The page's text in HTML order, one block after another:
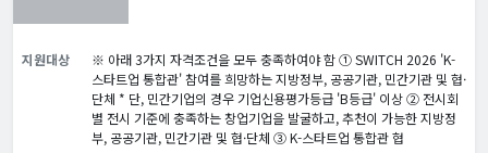
지원대상
※ 아래 3가지 자격조건을 모두 충족하여야 함 ① SWITCH 2026 'K-
스타트업 통합관' 참여를 희망하는 지방정부, 공공기관, 민간기관 및 협·
단체 * 단, 민간기업의 경우 기업신용평가등급 'B등급' 이상 ② 전시회
별 전시 기준에 충족하는 창업기업을 발굴하고, 추천이 가능한 지방정
부, 공공기관, 민간기관 및 협·단체 ③ K-스타트업 통합관 협